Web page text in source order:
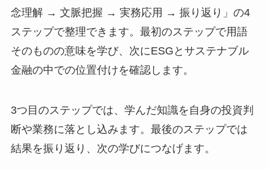
念理解 → 文脈把握 → 実務応用 → 振り返り」の4
ステップで整理できます。最初のステップで用語
そのものの意味を学び、次にESGとサステナブル
金融の中での位置付けを確認します。
3つ目のステップでは、学んだ知識を自身の投資判
断や業務に落とし込みます。最後のステップでは
結果を振り返り、次の学びにつなげます。